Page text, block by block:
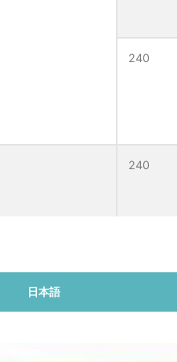
240
240
日本語